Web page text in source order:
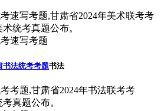
速写考题,甘肃省2024年美术联考考
统考真题公布。
书法统考考题书法
考题,甘肃省2024年书法联考考
真题公布。